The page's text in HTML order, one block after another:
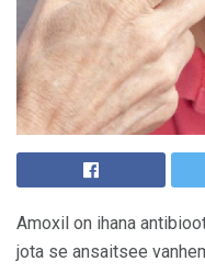
Amoxil on ihana
jota se ansaitsee